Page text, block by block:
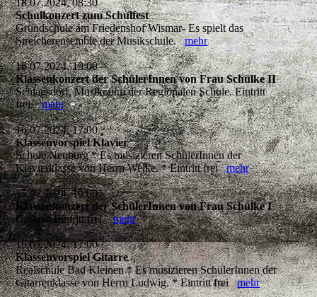
18.07.2024, 08:30
Schulkonzert zum Schulfest
Grundschule am Friedenshof Wismar- Es spielt das
Streicherensemble der Musikschule.mehr
16.07.2024, 19:00
Klassenkonzert der SchülerInnen von Frau Schülke II
Schlagsdorf, Musikraum der Regionalen Schule. Eintritt
frei.mehr
16.07.2024, 17:00
Klassenvorspiel Klavier
Schule Neuburg * Es musizieren SchülerInnen der
Klavierklasse von Herrn Welke. * Eintritt freimehr
15.07.2024, 19:00
Klassenkonzert der SchülerInnen von Frau Schülke I
Carlow, Eintritt frei.mehr
15.07.2024, 17:00
Klassenvorspiel Gitarre
Realschule Bad Kleinen * Es musizieren SchülerInnen der
Gitarrenklasse von Herrn Ludwig. * Eintritt freimehr